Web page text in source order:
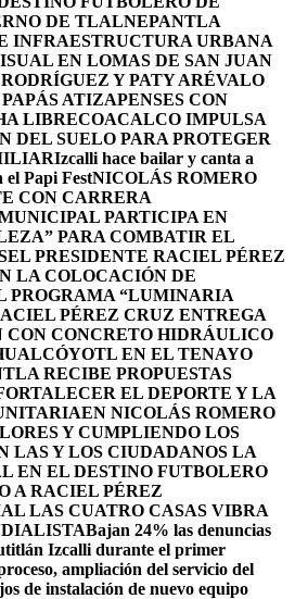
DE TLALNEPANTLA
INFRAESTRUCTURA URBANA
EN LOMAS DE SAN JUAN
Y PATY ARÉVALO
ATIZAPENSES CON
LIBRECOACALCO IMPULSA
DEL SUELO PARA PROTEGER
Izcalli hace bailar y canta a
el Papi FestNICOLÁS ROMERO
CON CARRERA
PARTICIPA EN
PARA COMBATIR EL
EL PRESIDENTE RACIEL PÉREZ
LA COLOCACIÓN DE
PROGRAMA “LUMINARIA
PÉREZ CRUZ ENTREGA
CONCRETO HIDRÁULICO
EN EL TENAYO
RECIBE PROPUESTAS
EL DEPORTE Y LA
EN NICOLÁS ROMERO
Y CUMPLIENDO LOS
LAS Y LOS CIUDADANOS LA
EN EL DESTINO FUTBOLERO
A RACIEL PÉREZ
LAS CUATRO CASAS VIBRA
Bajan 24% las denuncias
Izcalli durante el primer
ampliación del servicio del
de instalación de nuevo equipo